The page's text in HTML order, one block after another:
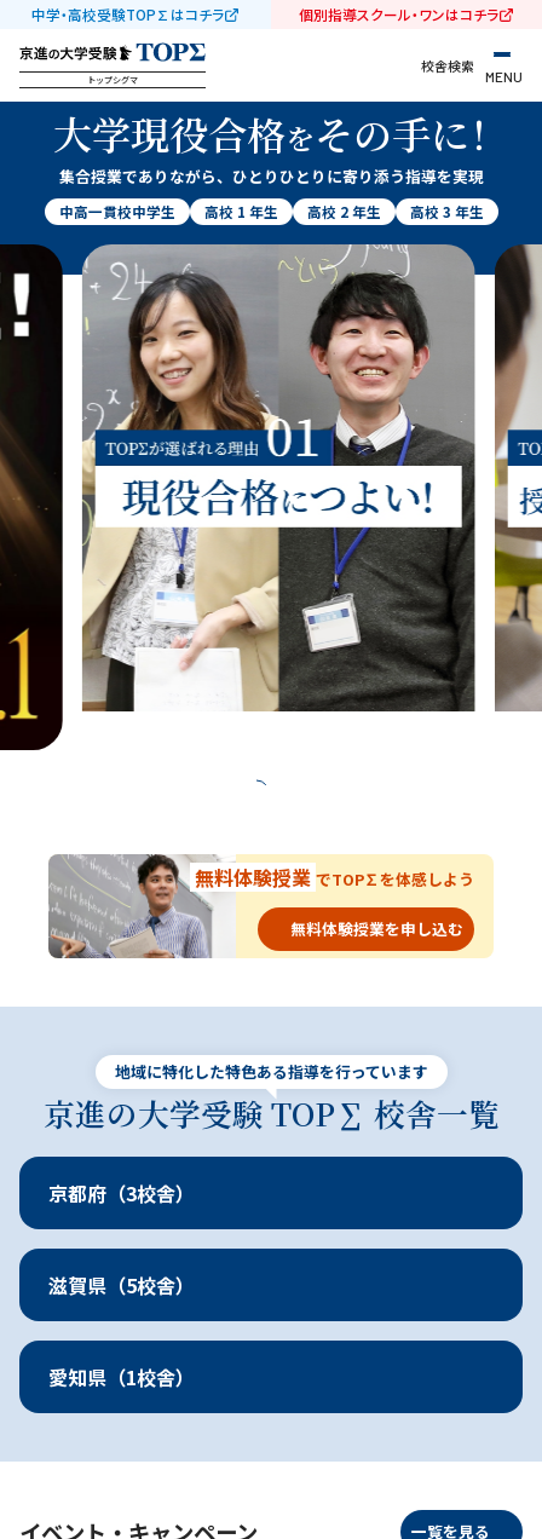
中学・高校受験TOP∑はコチラ 個別指導スクール・ワンはコチラ
トップシグマ
校舎検索
MENU
大学現役合格をその手に！
集合授業でありながら、ひとりひとりに寄り添う指導を実現
中高一貫校中学生 高校 1 年生 高校 2 年生 高校 3 年生
無料体験授業 でTOP∑を体感しよう
無料体験授業を申し込む
地域に特化した特色ある指導を行っています
京進の大学受験 TOP∑ 校舎一覧
地域に特化した特色ある指導
京都府（3校舎）
滋賀県（5校舎）
愛知県（1校舎）
イベント・キャンペーン 一覧を見る